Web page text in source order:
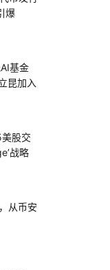
爆
基金
昆加入
股交
战略
从币安